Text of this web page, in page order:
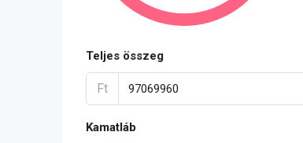
Teljes összeg
Ft
Kamatláb